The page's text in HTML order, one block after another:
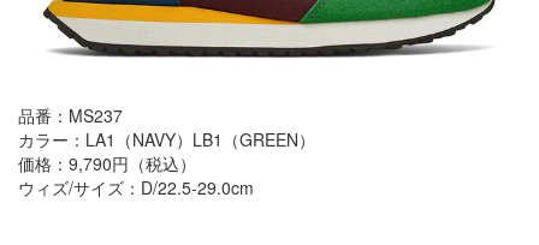
品番：MS237
カラー：LA1（NAVY）LB1（GREEN）
価格：9,790円（税込）
ウィズ/サイズ：D/22.5-29.0cm